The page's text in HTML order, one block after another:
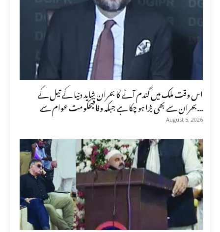
اس وقت ملک میں گندم آٹے کا بحران شاید دنیا کے تیل کے
بحران سے بھی بڑا ہو چکا ہے جبکہ وفاقیحکومت عوام سے...
August 5, 2026